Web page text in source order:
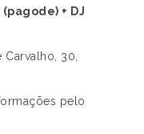
+ DJ
30,
pelo